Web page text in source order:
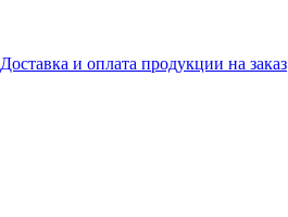
Доставка и оплата продукции на заказ